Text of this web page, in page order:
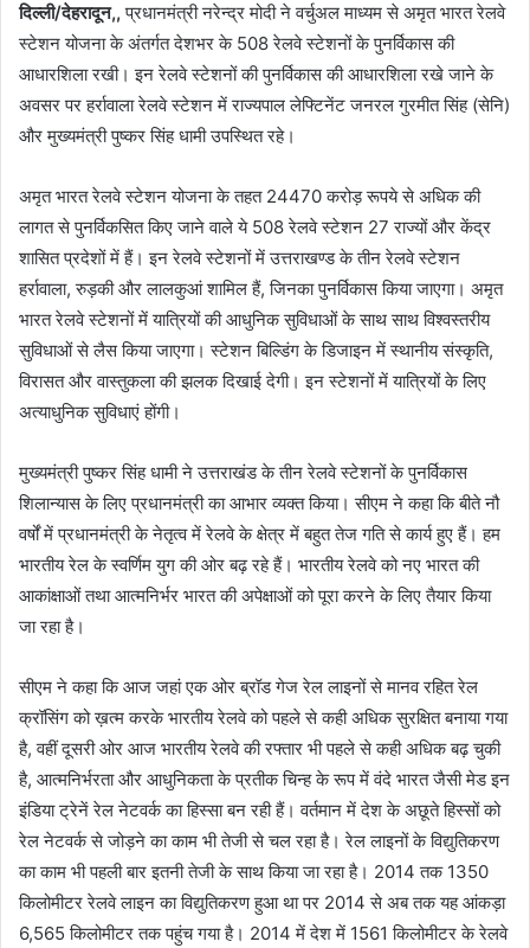
दिल्ली/देहरादून,, प्रधानमंत्री नरेन्द्र मोदी ने वर्चुअल माध्यम से अमृत भारत रेलवे
स्टेशन योजना के अंतर्गत देशभर के 508 रेलवे स्टेशनों के पुनर्विकास की
आधारशिला रखी। इन रेलवे स्टेशनों की पुनर्विकास की आधारशिला रखे जाने के
अवसर पर हर्रावाला रेलवे स्टेशन में राज्यपाल लेफ्टिनेंट जनरल गुरमीत सिंह (सेनि)
और मुख्यमंत्री पुष्कर सिंह धामी उपस्थित रहे।
अमृत भारत रेलवे स्टेशन योजना के तहत 24470 करोड़ रूपये से अधिक की
लागत से पुनर्विकसित किए जाने वाले ये 508 रेलवे स्टेशन 27 राज्यों और केंद्र
शासित प्रदेशों में हैं। इन रेलवे स्टेशनों में उत्तराखण्ड के तीन रेलवे स्टेशन
हर्रावाला, रुड़की और लालकुआं शामिल हैं, जिनका पुनर्विकास किया जाएगा। अमृत
भारत रेलवे स्टेशनों में यात्रियों की आधुनिक सुविधाओं के साथ साथ विश्वस्तरीय
सुविधाओं से लैस किया जाएगा। स्टेशन बिल्डिंग के डिजाइन में स्थानीय संस्कृति,
विरासत और वास्तुकला की झलक दिखाई देगी। इन स्टेशनों में यात्रियों के लिए
अत्याधुनिक सुविधाएं होंगी।
मुख्यमंत्री पुष्कर सिंह धामी ने उत्तराखंड के तीन रेलवे स्टेशनों के पुनर्विकास
शिलान्यास के लिए प्रधानमंत्री का आभार व्यक्त किया। सीएम ने कहा कि बीते नौ
वर्षों में प्रधानमंत्री के नेतृत्व में रेलवे के क्षेत्र में बहुत तेज गति से कार्य हुए हैं। हम
भारतीय रेल के स्वर्णिम युग की ओर बढ़ रहे हैं। भारतीय रेलवे को नए भारत की
आकांक्षाओं तथा आत्मनिर्भर भारत की अपेक्षाओं को पूरा करने के लिए तैयार किया
जा रहा है।
सीएम ने कहा कि आज जहां एक ओर ब्रॉड गेज रेल लाइनों से मानव रहित रेल
क्रॉसिंग को ख़त्म करके भारतीय रेलवे को पहले से कही अधिक सुरक्षित बनाया गया
है, वहीं दूसरी ओर आज भारतीय रेलवे की रफ्तार भी पहले से कही अधिक बढ़ चुकी
है, आत्मनिर्भरता और आधुनिकता के प्रतीक चिन्ह के रूप में वंदे भारत जैसी मेड इन
इंडिया ट्रेनें रेल नेटवर्क का हिस्सा बन रही हैं। वर्तमान में देश के अछूते हिस्सों को
रेल नेटवर्क से जोड़ने का काम भी तेजी से चल रहा है। रेल लाइनों के विद्युतिकरण
का काम भी पहली बार इतनी तेजी के साथ किया जा रहा है। 2014 तक 1350
किलोमीटर रेलवे लाइन का विद्युतिकरण हुआ था पर 2014 से अब तक यह आंकड़ा
6,565 किलोमीटर तक पहुंच गया है। 2014 में देश में 1561 किलोमीटर के रेलवे